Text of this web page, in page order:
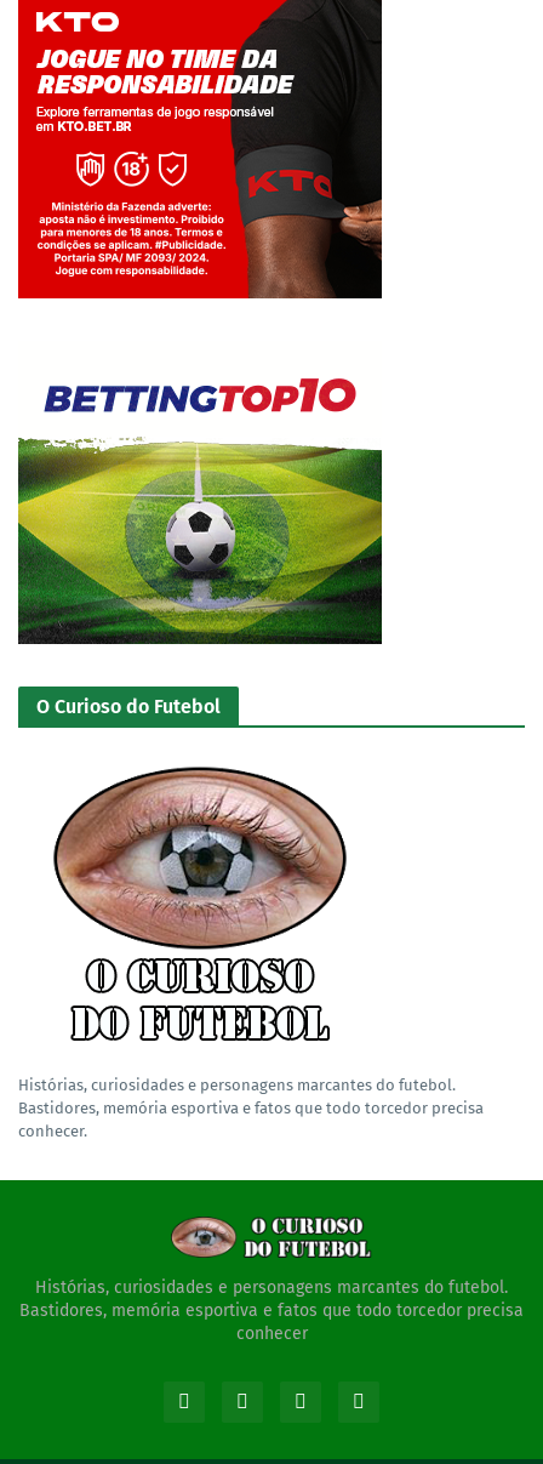
Jogue com responsabilidade. 18+
O Curioso do Futebol
Histórias, curiosidades e personagens marcantes do futebol.
Bastidores, memória esportiva e fatos que todo torcedor precisa
conhecer.
Histórias, curiosidades e personagens marcantes do futebol.
Bastidores, memória esportiva e fatos que todo torcedor precisa
conhecer